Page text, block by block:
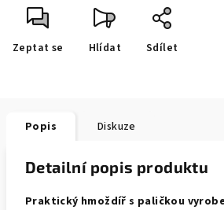
Zeptat se Hlídat Sdílet
Popis Diskuze
Detailní popis produktu
Praktický hmoždíř s paličkou